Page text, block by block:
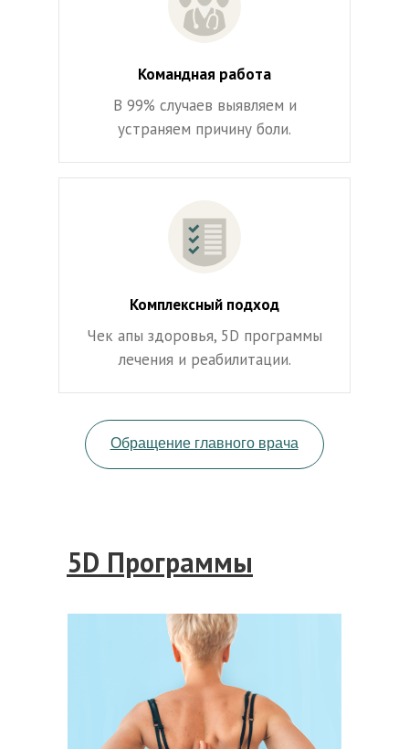
Обращение главного врача
Командная работа
В 99% случаев выявляем и
устраняем причину боли.
Комплексный подход
Чек апы здоровья, 5D программы
лечения и реабилитации.
5D Программы